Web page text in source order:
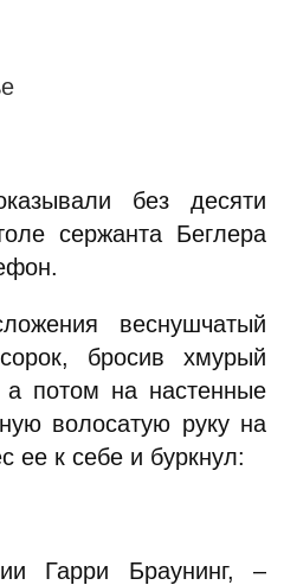
без десяти
сержанта Беглера
веснушчатый
бросив хмурый
потом на настенные
волосатую руку на
ее к себе и буркнул:
Гарри Браунинг, –